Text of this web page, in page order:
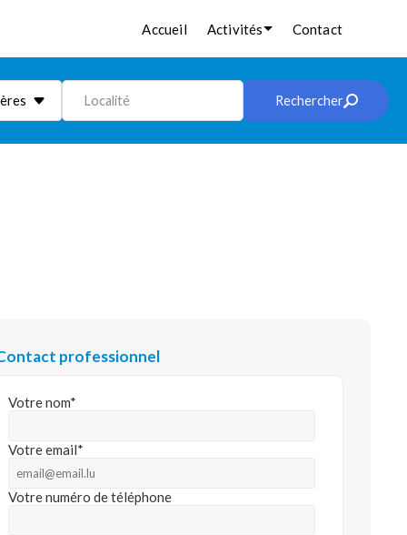
Accueil Activités Contact
Localité Rechercher
professionnel
Votre nom*
Votre email*
Votre numéro de téléphone